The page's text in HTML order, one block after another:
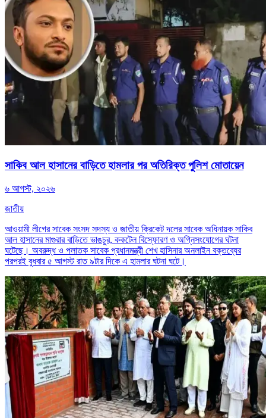
সাকিব আল হাসানের বাড়িতে হামলার পর অতিরিক্ত পুলিশ মোতায়েন
৬ আগস্ট, ২০২৬
জাতীয়
আওয়ামী লীগের সাবেক সংসদ সদস্য ও জাতীয় ক্রিকেট দলের সাবেক অধিনায়ক সাকিব
আল হাসানের মাগুরার বাড়িতে ভাঙচুর, ককটেল বিস্ফোরণ ও অগ্নিসংযোগের ঘটনা
ঘটেছে। অবরুদ্ধ ও পলাতক সাবেক প্রধানমন্ত্রী শেখ হাসিনার অনলাইন বক্তব্যের
পরপরই বুধবার ৫ আগস্ট রাত ৯টার দিকে এ হামলার ঘটনা ঘটে।